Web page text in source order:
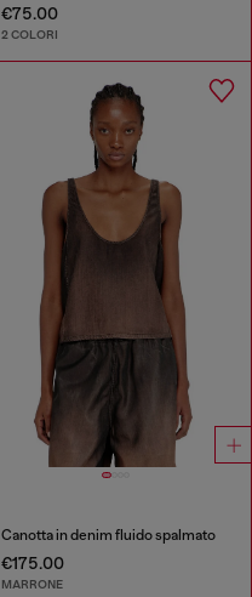
€75.00
2 COLORI
Canotta in denim fluido spalmato
€175.00
MARRONE